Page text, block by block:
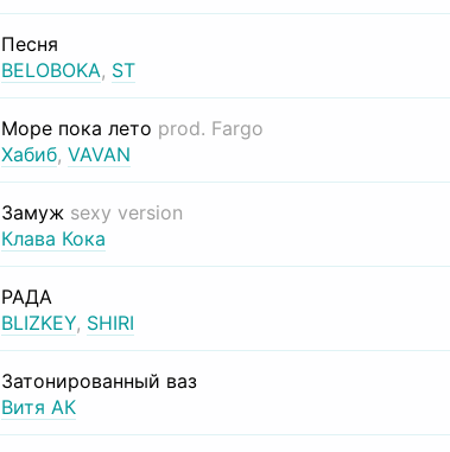
Песня
BELOBOKA, ST
Море пока лето prod. Fargo
Хабиб, VAVAN
Замуж sexy version
Клава Кока
РАДА
BLIZKEY, SHIRI
Затонированный ваз
Витя АК